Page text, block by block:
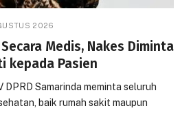
2026
Medis, Nakes Diminta
kepada Pasien
DPRD Samarinda meminta seluruh
baik rumah sakit maupun